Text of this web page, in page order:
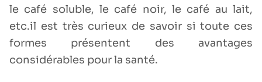
le café soluble, le café noir, le café au lait,
etc.il est très curieux de savoir si toute ces
formes présentent des avantages
considérables pour la santé.